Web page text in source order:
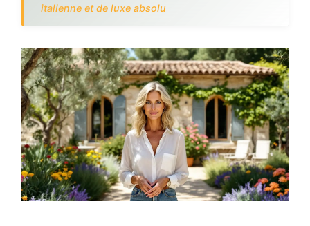
italienne et de luxe absolu